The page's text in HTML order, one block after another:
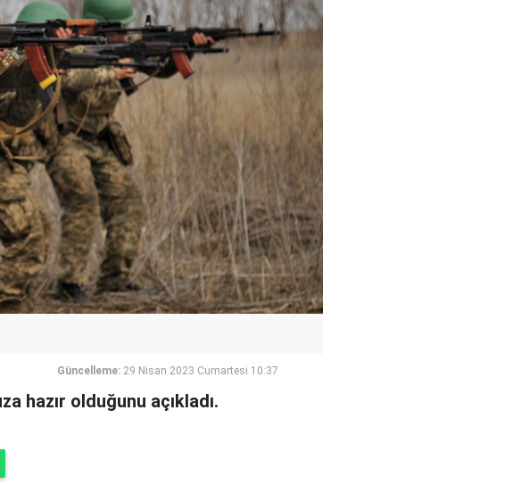
Güncelleme: 29 Nisan 2023 Cumartesi 10:37
hazır olduğunu açıkladı.